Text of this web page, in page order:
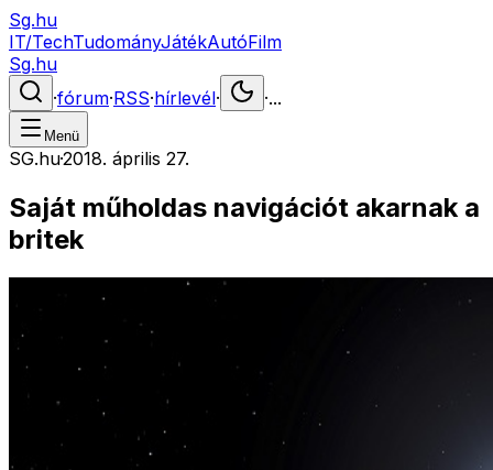
Sg.hu
IT/TechTudományJátékAutóFilm
Sg.hu
·fórum·RSS·hírlevél· ·...
Menü
SG.hu·2018. április 27.
Saját műholdas navigációt akarnak a
britek